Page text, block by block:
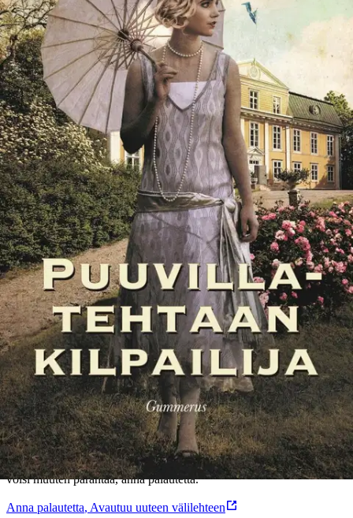
Ei saatavilla
Tuotekuvaus
Tulisieluinen Paula Barker hurmaa puuvillatehtaan
reklaamipäällikkönä! Kun tehtaan tulevaisuus on uhattuna ja
Littoisten verkatehtaan itsevarma nuori johtaja Rikhard Falke yrittää
ostaa Barkerin puuvillatehtaan, Paula päättää tehdä kaikkensa
estääkseen sen. Kipinöivältä romantiikalta ei vältytä, kun vastakkain
on kaksi vahvaa persoonaa.Puuvillatehdas-sarjan kolmas osa
Puuvillatehtaan kilpailija herättää eloon Turun liike-elämän jännitteet
ja jazzin ja kimalluksen vuosikymmenen, joka tuo yhteen kolme
sukupolvea Barkerin naisia: nykyaikaisen Paulan, äidillisen Martan
ja Jenny-mummin lukupiireineen. Menestyssarja valloittaa
maailmaa, sen käännösoikeudet on myyty jo viiteen maahan.
Näytä lisää tuotekuvausta
Ominaisuudet
Oletko tyytyväinen tuotetietoihin?
Ovatko tuotetiedot riittävät? Jos tuotetiedoissa on puutteita tai niitä
voisi muuten parantaa, anna palautetta.
Anna palautetta, Avautuu uuteen välilehteen